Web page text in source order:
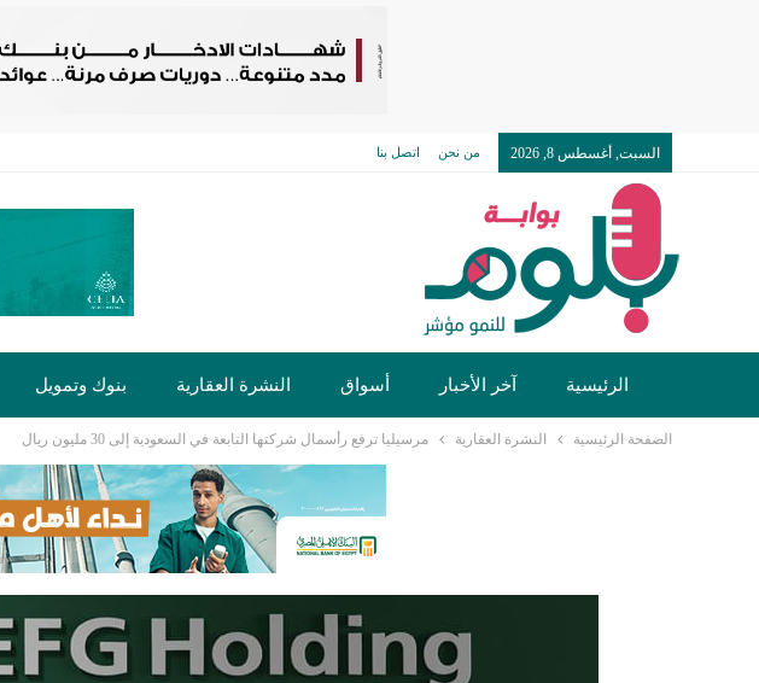
السبت, أغسطس 8, 2026 من نحن اتصل بنا
الرئيسية آخر الأخبار أسواق النشرة العقارية بنوك وتمويل
الصفحة الرئيسية النشرة العقارية مرسيليا ترفع رأسمال شركتها التابعة في السعودية إلى 30 مليون ريال